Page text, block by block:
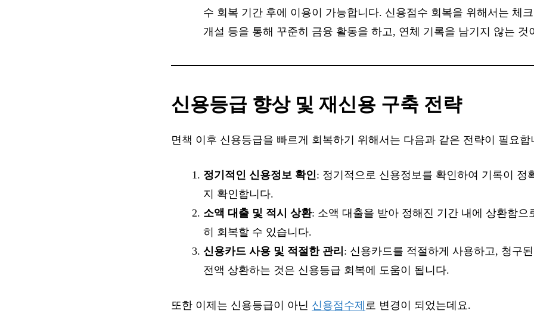
수 회복 기간 후에 이용이 가능합니다. 신용점수 회복을 위해서는 체
개설 등을 통해 꾸준히 금융 활동을 하고, 연체 기록을 남기지 않는 것
신용등급 향상 및 재신용 구축 전략
면책 이후 신용등급을 빠르게 회복하기 위해서는 다음과 같은 전략이 필요합
정기적인 신용정보 확인: 정기적으로 신용정보를 확인하여 기록이 정
지 확인합니다.
소액 대출 및 적시 상환: 소액 대출을 받아 정해진 기간 내에 상환함으
히 회복할 수 있습니다.
신용카드 사용 및 적절한 관리 : 신용카드를 적절하게 사용하고, 청구
전액 상환하는 것은 신용등급 회복에 도움이 됩니다.
또한 이제는 신용등급이 아닌 신용점수제 로 변경이 되었는데요.